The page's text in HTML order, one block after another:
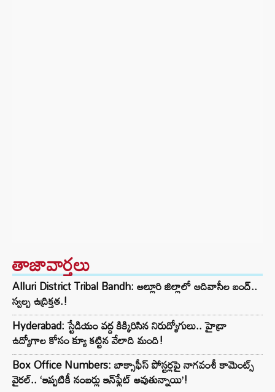
తాజావార్తలు
Alluri District Tribal Bandh: అల్లూరి జిల్లాలో ఆదివాసీల బంద్..
స్వల్ప ఉద్రిక్తత.!
Hyderabad: స్టేడియం వద్ద కిక్కిరిసిన నిరుద్యోగులు.. హైడ్రా
ఉద్యోగాల కోసం క్యూ కట్టిన వేలాది మంది!
Box Office Numbers: బాక్సాఫీస్ పోస్టర్లపై నాగవంశీ కామెంట్స్
వైరల్.. ‘ఇప్పటికీ నంబర్లు ఇన్‌ఫ్లేట్ అవుతున్నాయి’!